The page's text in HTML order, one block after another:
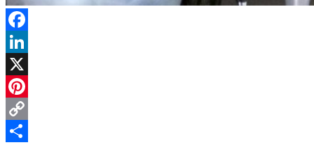
Facebook
LinkedIn
X
Pinterest
Copy